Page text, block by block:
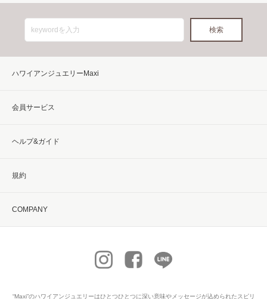
ハワイアンジュエリーMaxi
会員サービス
ヘルプ&ガイド
規約
COMPANY
“Maxi”のハワイアンジュエリーはひとつひとつに深い意味やメッセージが込められたスピリ